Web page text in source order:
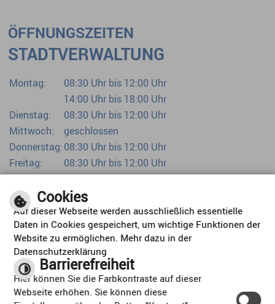
ÖFFNUNGSZEITEN
STADTVERWALTUNG
Montag:
08:30 Uhr bis 12:00 Uhr
14:00 Uhr bis 18:00 Uhr
Dienstag:
08:30 Uhr bis 12:00 Uhr
Mittwoch:
geschlossen
Donnerstag:08:30 Uhr bis 12:00 Uhr
Freitag:
08:30 Uhr bis 12:00 Uhr
Bürgerbüro bereits ab 07:00 Uhr
ORTSPLAN
Cookies
Auf dieser Webseite werden ausschließlich essentielle
Daten in Cookies gespeichert, um wichtige Funktionen der
Website zu ermöglichen. Mehr dazu in der
Datenschutzerklärung
Barrierefreiheit
Hier können Sie die Farbkontraste auf dieser
Webseite erhöhen. Sie können diese